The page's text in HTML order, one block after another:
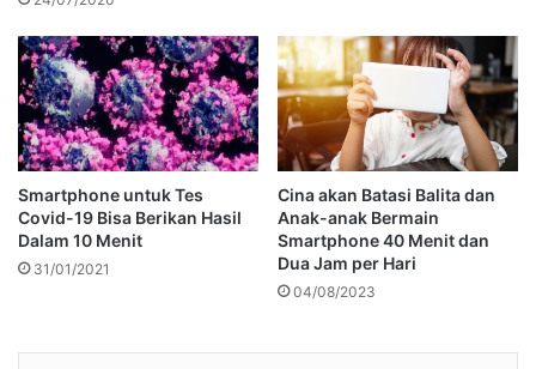
Smartphone untuk Tes
Covid-19 Bisa Berikan Hasil
Dalam 10 Menit
31/01/2021
Cina akan Batasi Balita dan
Anak-anak Bermain
Smartphone 40 Menit dan
Dua Jam per Hari
04/08/2023